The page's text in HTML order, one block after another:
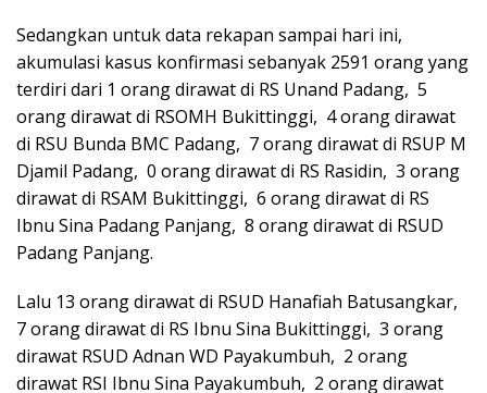
Sedangkan untuk data rekapan sampai hari ini,
akumulasi kasus konfirmasi sebanyak 2591 orang yang
terdiri dari 1 orang dirawat di RS Unand Padang, 5
orang dirawat di RSOMH Bukittinggi, 4 orang dirawat
di RSU Bunda BMC Padang, 7 orang dirawat di RSUP M
Djamil Padang, 0 orang dirawat di RS Rasidin, 3 orang
dirawat di RSAM Bukittinggi, 6 orang dirawat di RS
Ibnu Sina Padang Panjang, 8 orang dirawat di RSUD
Padang Panjang.
Lalu 13 orang dirawat di RSUD Hanafiah Batusangkar,
7 orang dirawat di RS Ibnu Sina Bukittinggi, 3 orang
dirawat RSUD Adnan WD Payakumbuh, 2 orang
dirawat RSI Ibnu Sina Payakumbuh, 2 orang dirawat